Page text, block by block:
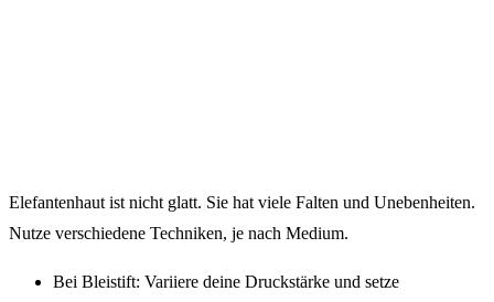
Elefantenhaut ist nicht glatt. Sie hat viele Falten und Unebenheiten.
Nutze verschiedene Techniken, je nach Medium.
Bei Bleistift: Variiere deine Druckstärke und setze